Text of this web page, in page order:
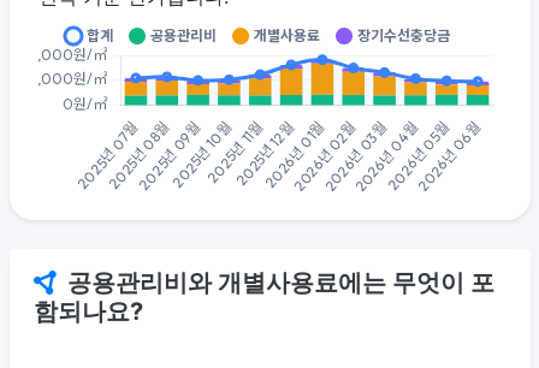
공용관리비와 개별사용료에는 무엇이 포
함되나요?